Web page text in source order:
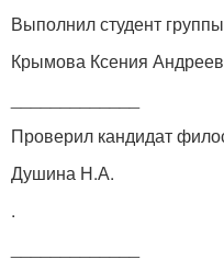
Выполнил студент
Крымова Ксения
Проверил кандидат
Душина Н.А.
.